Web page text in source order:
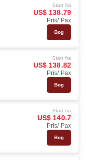
Start fra
US$ 138.79
Pris/ Pax
Bog
Start fra
US$ 138.82
Pris/ Pax
Bog
Start fra
US$ 140.7
Pris/ Pax
Bog